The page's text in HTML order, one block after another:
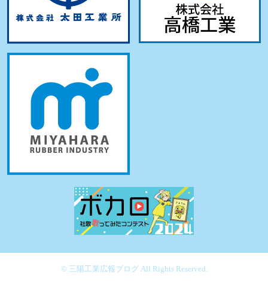
© 三陽工業広報ブログ All Rights Reserved.